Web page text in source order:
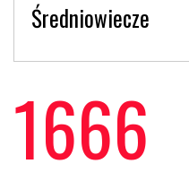
1666
Średniowiecze